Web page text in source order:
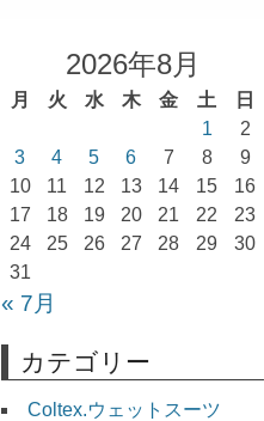
2026年8月
月 火 水 木 金 土
日
1
2
3
4 5 6 7 8
9
10
11 12 13 14 15
16
17
18 19 20 21 22
23
24
25 26 27 28 29
30
31
« 7月
カテゴリー
Coltex.ウェットスーツ